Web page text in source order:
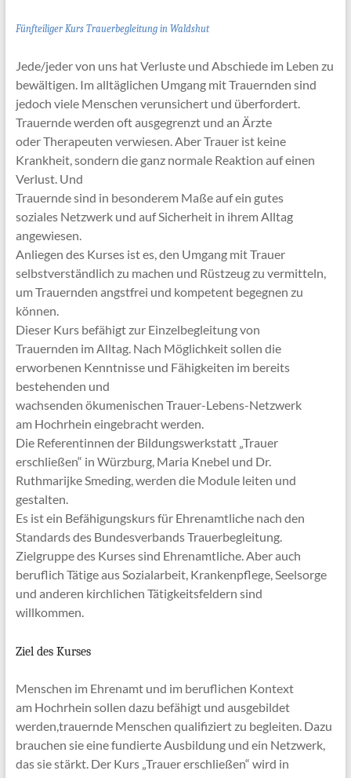
Fünfteiliger Kurs Trauerbegleitung in Waldshut
Jede/jeder von uns hat Verluste und Abschiede im Leben zu
bewältigen. Im alltäglichen Umgang mit Trauernden sind
jedoch viele Menschen verunsichert und überfordert.
Trauernde werden oft ausgegrenzt und an Ärzte
oder Therapeuten verwiesen. Aber Trauer ist keine
Krankheit, sondern die ganz normale Reaktion auf einen
Verlust. Und
Trauernde sind in besonderem Maße auf ein gutes
soziales Netzwerk und auf Sicherheit in ihrem Alltag
angewiesen.
Anliegen des Kurses ist es, den Umgang mit Trauer
selbstverständlich zu machen und Rüstzeug zu vermitteln,
um Trauernden angstfrei und kompetent begegnen zu
können.
Dieser Kurs befähigt zur Einzelbegleitung von
Trauernden im Alltag. Nach Möglichkeit sollen die
erworbenen Kenntnisse und Fähigkeiten im bereits
bestehenden und
wachsenden ökumenischen Trauer-Lebens-Netzwerk
am Hochrhein eingebracht werden.
Die Referentinnen der Bildungswerkstatt „Trauer
erschließen“ in Würzburg, Maria Knebel und Dr.
Ruthmarijke Smeding, werden die Module leiten und
gestalten.
Es ist ein Befähigungskurs für Ehrenamtliche nach den
Standards des Bundesverbands Trauerbegleitung.
Zielgruppe des Kurses sind Ehrenamtliche. Aber auch
beruflich Tätige aus Sozialarbeit, Krankenpflege, Seelsorge
und anderen kirchlichen Tätigkeitsfeldern sind
willkommen.
Ziel des Kurses
Menschen im Ehrenamt und im beruflichen Kontext
am Hochrhein sollen dazu befähigt und ausgebildet
werden,trauernde Menschen qualifiziert zu begleiten. Dazu
brauchen sie eine fundierte Ausbildung und ein Netzwerk,
das sie stärkt. Der Kurs „Trauer erschließen“ wird in